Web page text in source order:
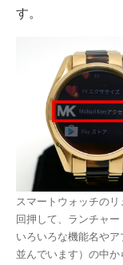
す。
スマートウォッチのリ
回押して、ランチャー
いろいろな機能名やア
並んでいます）の中か